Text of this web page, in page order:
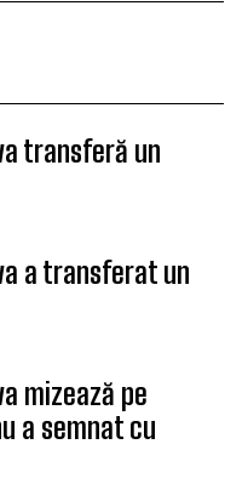
transferă un
a transferat un
mizează pe
a semnat cu